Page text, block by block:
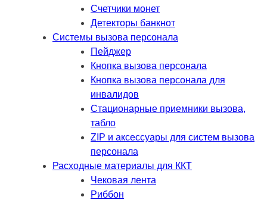
Счетчики монет
Детекторы банкнот
Системы вызова персонала
Пейджер
Кнопка вызова персонала
Кнопка вызова персонала для
инвалидов
Стационарные приемники вызова,
табло
ZIP и аксессуары для систем вызова
персонала
Расходные материалы для ККТ
Чековая лента
Риббон